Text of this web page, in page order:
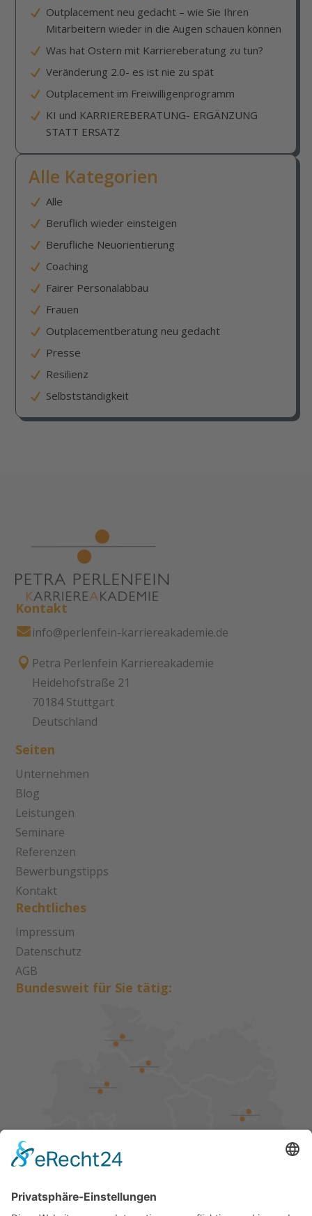
Outplacement neu gedacht – wie Sie Ihren
Mitarbeitern wieder in die Augen schauen können
Was hat Ostern mit Karriereberatung zu tun?
Veränderung 2.0- es ist nie zu spät
Outplacement im Freiwilligenprogramm
KI und KARRIEREBERATUNG- ERGÄNZUNG
STATT ERSATZ
Alle Kategorien
Alle
Beruflich wieder einsteigen
Berufliche Neuorientierung
Coaching
Fairer Personalabbau
Frauen
Outplacementberatung neu gedacht
Presse
Resilienz
Selbstständigkeit
Kontakt
info@perlenfein-karriereakademie.de
 Petra Perlenfein Karriereakademie
Heidehofstraße 21
70184 Stuttgart
Deutschland
Seiten
Unternehmen
Blog
Leistungen
Seminare
Referenzen
Bewerbungstipps
Kontakt
Rechtliches
Impressum
Datenschutz
AGB
Bundesweit für Sie tätig: